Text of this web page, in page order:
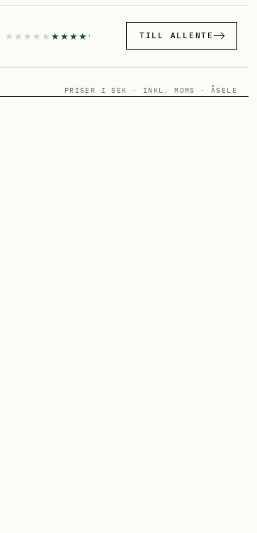
TILL ALLENTE
PRISER I SEK · INKL. MOMS · ÅSELE